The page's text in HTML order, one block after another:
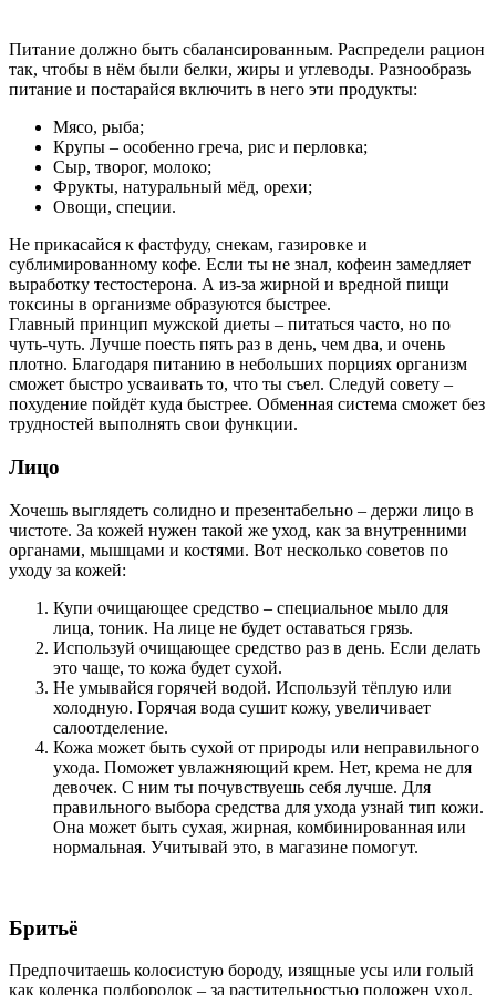
Питание должно быть сбалансированным. Распредели рацион
так, чтобы в нём были белки, жиры и углеводы. Разнообразь
питание и постарайся включить в него эти продукты:
Мясо, рыба;
Крупы – особенно греча, рис и перловка;
Сыр, творог, молоко;
Фрукты, натуральный мёд, орехи;
Овощи, специи.
Не прикасайся к фастфуду, снекам, газировке и
сублимированному кофе. Если ты не знал, кофеин замедляет
выработку тестостерона. А из-за жирной и вредной пищи
токсины в организме образуются быстрее.
Главный принцип мужской диеты – питаться часто, но по
чуть-чуть. Лучше поесть пять раз в день, чем два, и очень
плотно. Благодаря питанию в небольших порциях организм
сможет быстро усваивать то, что ты съел. Следуй совету –
похудение пойдёт куда быстрее. Обменная система сможет без
трудностей выполнять свои функции.
Лицо
Хочешь выглядеть солидно и презентабельно – держи лицо в
чистоте. За кожей нужен такой же уход, как за внутренними
органами, мышцами и костями. Вот несколько советов по
уходу за кожей:
Купи очищающее средство – специальное мыло для
лица, тоник. На лице не будет оставаться грязь.
Используй очищающее средство раз в день. Если делать
это чаще, то кожа будет сухой.
Не умывайся горячей водой. Используй тёплую или
холодную. Горячая вода сушит кожу, увеличивает
салоотделение.
Кожа может быть сухой от природы или неправильного
ухода. Поможет увлажняющий крем. Нет, крема не для
девочек. С ним ты почувствуешь себя лучше. Для
правильного выбора средства для ухода узнай тип кожи.
Она может быть сухая, жирная, комбинированная или
нормальная. Учитывай это, в магазине помогут.
Бритьё
Предпочитаешь колосистую бороду, изящные усы или голый
как коленка подбородок – за растительностью положен уход.